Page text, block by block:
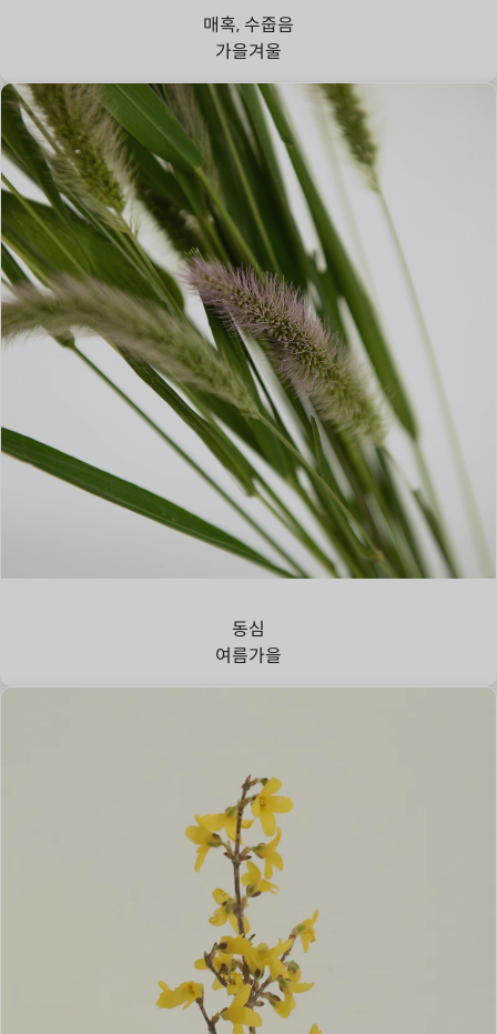
매혹, 수줍음
가을겨울
동심
여름가을